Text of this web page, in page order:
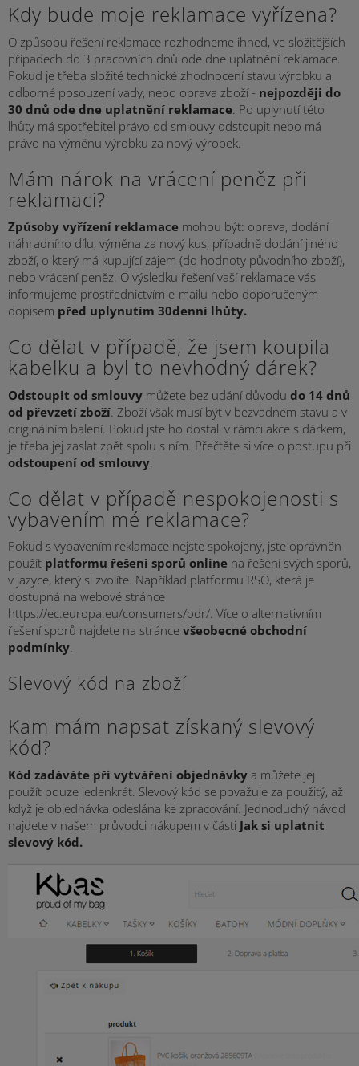
Kdy bude moje reklamace vyřízena?
O způsobu řešení reklamace rozhodneme ihned, ve složitějších
případech do 3 pracovních dnů ode dne uplatnění reklamace.
Pokud je třeba složité technické zhodnocení stavu výrobku a
odborné posouzení vady, nebo oprava zboží - nejpozději do
30 dnů ode dne uplatnění reklamace . Po uplynutí této
lhůty má spotřebitel právo od smlouvy odstoupit nebo má
právo na výměnu výrobku za nový výrobek.
Mám nárok na vrácení peněz při
reklamaci?
Způsoby vyřízení reklamace mohou být: oprava, dodání
náhradního dílu, výměna za nový kus, případně dodání jiného
zboží, o který má kupující zájem (do hodnoty původního zboží),
nebo vrácení peněz. O výsledku řešení vaší reklamace vás
informujeme prostřednictvím e-mailu nebo doporučeným
dopisem před uplynutím 30denní lhůty.
Co dělat v případě, že jsem koupila
kabelku a byl to nevhodný dárek?
Odstoupit od smlouvy můžete bez udání důvodu do 14 dnů
od převzetí zboží . Zboží však musí být v bezvadném stavu a v
originálním balení. Pokud jste ho dostali v rámci akce s dárkem,
je třeba jej zaslat zpět spolu s ním. Přečtěte si více o postupu při
odstoupení od smlouvy
Co dělat v případě nespokojenosti s
vybavením mé reklamace?
Pokud s vybavením reklamace nejste spokojený, jste oprávněn
použít platformu řešení sporů online na řešení svých sporů,
v jazyce, který si zvolíte. Například platformu RSO, která je
dostupná na webové stránce
https://ec.europa.eu/consumers/odr/. Více o alternativním
řešení sporů najdete na stránce všeobecné obchodní
podmínky.
Slevový kód na zboží
Kam mám napsat získaný slevový
kód?
Kód zadáváte při vytváření objednávky a můžete jej
použít pouze jedenkrát. Slevový kód se považuje za použitý, až
když je objednávka odeslána ke zpracování. Jednoduchý návod
najdete v našem průvodci nákupem v části Jak si uplatnit
slevový kód.